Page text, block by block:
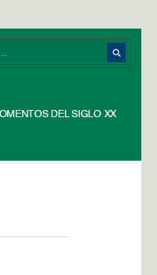
DEL SIGLO XX